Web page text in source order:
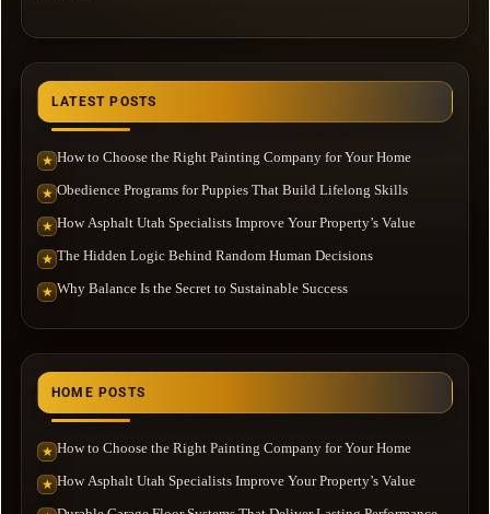
LATEST POSTS
★ How to Choose the Right Painting Company for Your Home
★ Obedience Programs for Puppies That Build Lifelong Skills
★ How Asphalt Utah Specialists Improve Your Property’s Value
★ The Hidden Logic Behind Random Human Decisions
★ Why Balance Is the Secret to Sustainable Success
HOME POSTS
★ How to Choose the Right Painting Company for Your Home
★ How Asphalt Utah Specialists Improve Your Property’s Value